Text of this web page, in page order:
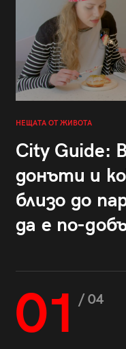
НЕЩАТА ОТ ЖИВОТА
City Guide:
донъти и
близо до
да е по-
01 / 04